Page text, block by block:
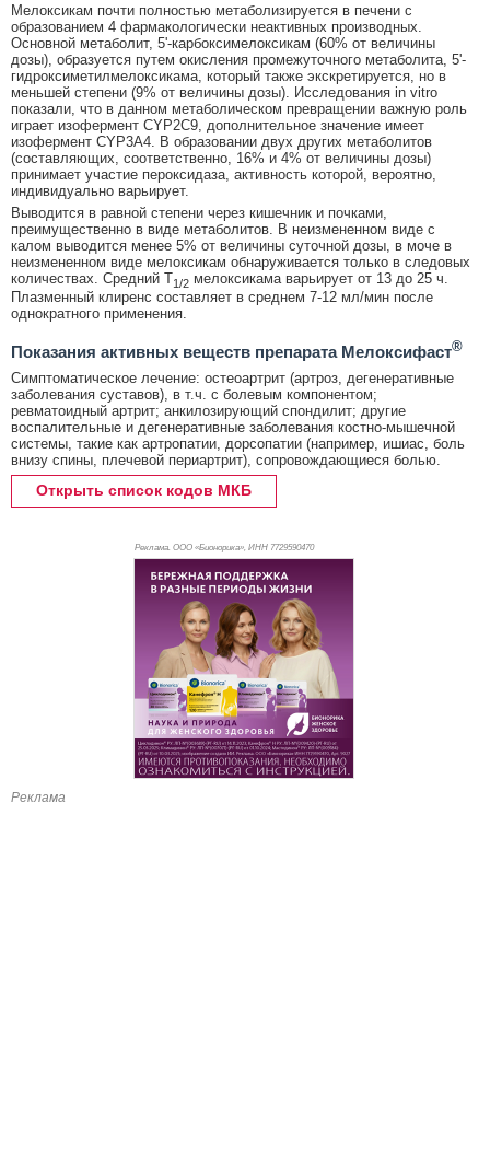
Мелоксикам почти полностью метаболизируется в печени с
образованием 4 фармакологически неактивных производных.
Основной метаболит, 5'-карбоксимелоксикам (60% от величины
дозы), образуется путем окисления промежуточного метаболита, 5'-
гидроксиметилмелоксикама, который также экскретируется, но в
меньшей степени (9% от величины дозы). Исследования in vitro
показали, что в данном метаболическом превращении важную роль
играет изофермент CYP2C9, дополнительное значение имеет
изофермент CYP3A4. В образовании двух других метаболитов
(составляющих, соответственно, 16% и 4% от величины дозы)
принимает участие пероксидаза, активность которой, вероятно,
индивидуально варьирует.
Выводится в равной степени через кишечник и почками,
преимущественно в виде метаболитов. В неизмененном виде с
калом выводится менее 5% от величины суточной дозы, в моче в
неизмененном виде мелоксикам обнаруживается только в следовых
количествах. Средний T1/2 мелоксикама варьирует от 13 до 25 ч.
Плазменный клиренс составляет в среднем 7-12 мл/мин после
однократного применения.
Показания активных веществ препарата Мелоксифаст®
Симптоматическое лечение: остеоартрит (артроз, дегенеративные
заболевания суставов), в т.ч. с болевым компонентом;
ревматоидный артрит; анкилозирующий спондилит; другие
воспалительные и дегенеративные заболевания костно-мышечной
системы, такие как артропатии, дорсопатии (например, ишиас, боль
внизу спины, плечевой периартрит), сопровождающиеся болью.
Открыть список кодов МКБ
Реклама. ООО «Бионорика», ИНН 7729590470
Реклама